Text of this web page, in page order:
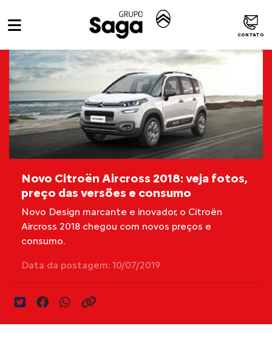
CONTATO
Novo Citroën Aircross 2018: veja fotos,
preço das versões e consumo
Novo Design marcante e inovador, o Citroën
Aircross 2018 chegou com novos preços e
consumo.
Data da postagem: 10/07/2019